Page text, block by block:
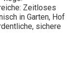
Zeitloses
in Garten, Hof
sichere